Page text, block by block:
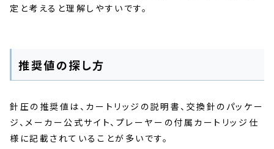
定と考えると理解しやすいです。
推奨値の探し方
針圧の推奨値は、カートリッジの説明書、交換針のパッケー
ジ、メーカー公式サイト、プレーヤーの付属カートリッジ仕
様に記載されていることが多いです。